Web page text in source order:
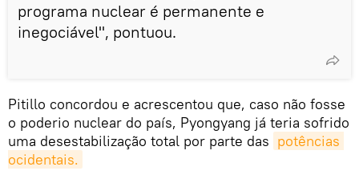
programa nuclear é permanente e
inegociável", pontuou.
Pitillo concordou e acrescentou que, caso não fosse
o poderio nuclear do país, Pyongyang já teria sofrido
uma desestabilização total por parte das potências
ocidentais.